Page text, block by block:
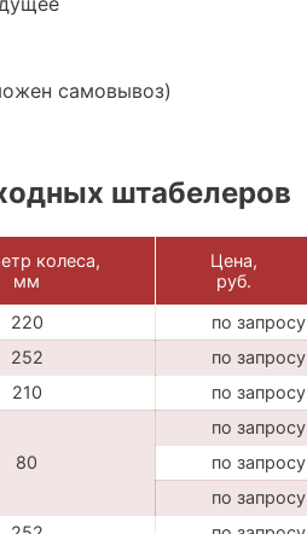
самовывоз)
штабелеров
колеса,
мм
Цена,
руб.
220
по запросу
252
по запросу
210
по запросу
80
по запросу
по запросу
по запросу